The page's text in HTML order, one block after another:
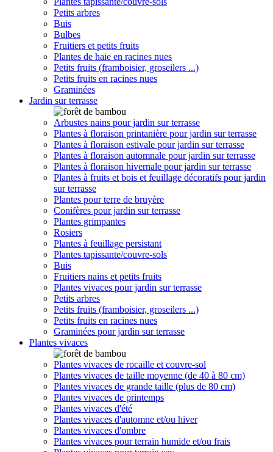
Petits arbres
Buis
Bulbes
Fruitiers et petits fruits
Plantes de haie en racines nues
Petits fruits (framboisier, groseilers ...)
Petits fruits en racines nues
Graminées
Jardin sur terrasse
Arbustes nains pour jardin sur terrasse
Plantes à floraison printanière pour jardin sur terrasse
Plantes à floraison estivale pour jardin sur terrasse
Plantes à floraison automnale pour jardin sur terrasse
Plantes à floraison hivernale pour jardin sur terrasse
Plantes à fruits et bois et feuillage décoratifs pour jardin
sur terrasse
Plantes pour terre de bruyère
Conifères pour jardin sur terrasse
Plantes grimpantes
Rosiers
Plantes à feuillage persistant
Plantes tapissante/couvre-sols
Buis
Fruitiers nains et petits fruits
Plantes vivaces pour jardin sur terrasse
Petits arbres
Petits fruits (framboisier, groseilers ...)
Petits fruits en racines nues
Graminées pour jardin sur terrasse
Plantes vivaces
Plantes vivaces de rocaille et couvre-sol
Plantes vivaces de taille moyenne (de 40 à 80 cm)
Plantes vivaces de grande taille (plus de 80 cm)
Plantes vivaces de printemps
Plantes vivaces d'été
Plantes vivaces d'automne et/ou hiver
Plantes vivaces d'ombre
Plantes vivaces pour terrain humide et/ou frais